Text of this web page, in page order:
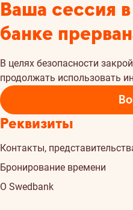
Ваша сессия
банке
В целях безопасности
продолжать использовать
Реквизиты
Контакты,
Бронирование времени
О Swedbank